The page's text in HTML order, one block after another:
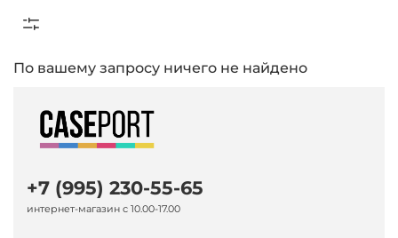
По вашему запросу ничего не найдено
+7 (995) 230-55-65
интернет-магазин с 10.00-17.00